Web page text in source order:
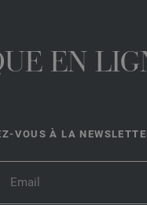
EN
VOUS À LA